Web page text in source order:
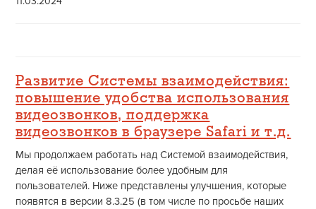
Развитие Системы взаимодействия:
повышение удобства использования
видеозвонков, поддержка
видеозвонков в браузере Safari и т.д.
Мы продолжаем работать над Системой взаимодействия,
делая её использование более удобным для
пользователей. Ниже представлены улучшения, которые
появятся в версии 8.3.25 (в том числе по просьбе наших